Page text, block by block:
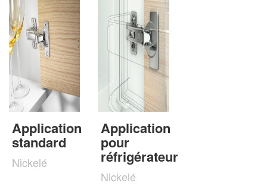
Application
standard
Nickelé
Application
pour
réfrigérateur
Nickelé